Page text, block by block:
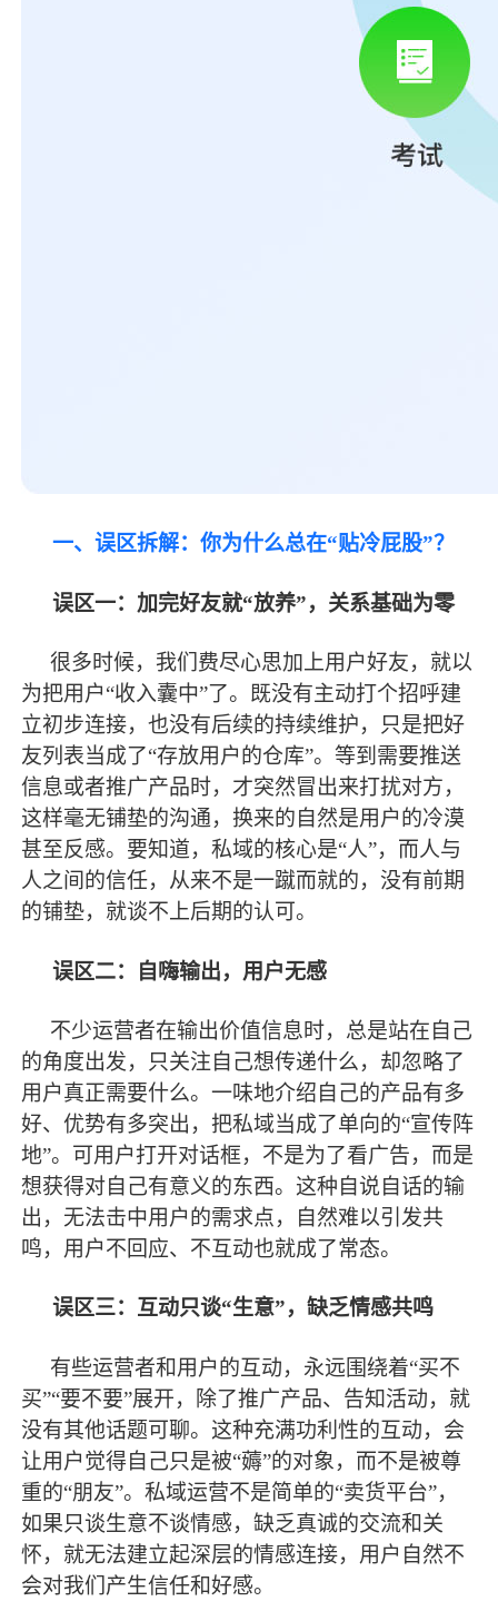
一、误区拆解：你为什么总在“贴冷屁股”？
误区一：加完好友就“放养”，关系基础为零
很多时候，我们费尽心思加上用户好友，就以
为把用户“收入囊中”了。既没有主动打个招呼建
立初步连接，也没有后续的持续维护，只是把好
友列表当成了“存放用户的仓库”。等到需要推送
信息或者推广产品时，才突然冒出来打扰对方，
这样毫无铺垫的沟通，换来的自然是用户的冷漠
甚至反感。要知道，私域的核心是“人”，而人与
人之间的信任，从来不是一蹴而就的，没有前期
的铺垫，就谈不上后期的认可。
误区二：自嗨输出，用户无感
不少运营者在输出价值信息时，总是站在自己
的角度出发，只关注自己想传递什么，却忽略了
用户真正需要什么。一味地介绍自己的产品有多
好、优势有多突出，把私域当成了单向的“宣传阵
地”。可用户打开对话框，不是为了看广告，而是
想获得对自己有意义的东西。这种自说自话的输
出，无法击中用户的需求点，自然难以引发共
鸣，用户不回应、不互动也就成了常态。
误区三：互动只谈“生意”，缺乏情感共鸣
有些运营者和用户的互动，永远围绕着“买不
买”“要不要”展开，除了推广产品、告知活动，就
没有其他话题可聊。这种充满功利性的互动，会
让用户觉得自己只是被“薅”的对象，而不是被尊
重的“朋友”。私域运营不是简单的“卖货平台”，
如果只谈生意不谈情感，缺乏真诚的交流和关
怀，就无法建立起深层的情感连接，用户自然不
会对我们产生信任和好感。